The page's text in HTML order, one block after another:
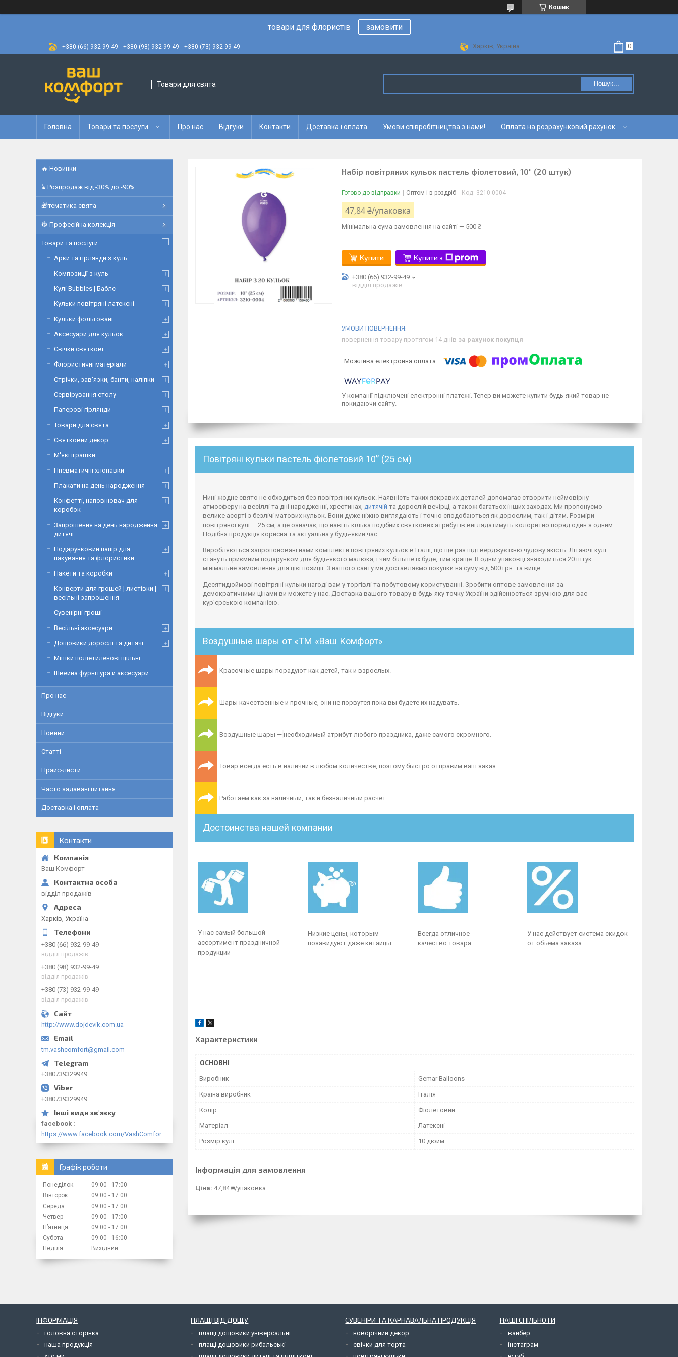
Кошик
товари для флористів замовити
+380 (66) 932-99-49 +380 (98) 932-99-49 +380 (73) 932-99-49 Харків, Україна
Товари для свята Пошук...
Головна Товари та послуги Про нас Відгуки Контакти Доставка і оплата Умови співробітництва з нами! Оплата на розрахунковий рахунок
Набір повітряних кульок пастель фіолетовий, 10" (20 штук)
Готово до відправки Оптом і в роздріб Код: 3210-0004
47,84 ₴/упаковка
Мінімальна сума замовлення на сайті — 500 ₴
Купити Купити з
+380 (66) 932-99-49
відділ продажів
повернення товару протягом 14 днів за рахунок покупця
У компанії підключені електронні платежі. Тепер ви можете купити будь-який товар не
покидаючи сайту.
Повітряні кульки пастель фіолетовий 10” (25 см)
Нині жодне свято не обходиться без повітряних кульок. Наявність таких яскравих деталей допомагає створити неймовірну
атмосферу на весіллі та дні народженні, хрестинах, дитячій та дорослій вечірці, а також багатьох інших заходах. Ми пропонуємо
велике асорті з безлічі матових кульок. Вони дуже ніжно виглядають і точно сподобаються як дорослим, так і дітям. Розміри
повітряної кулі — 25 см, а це означає, що навіть кілька подібних святкових атрибутів виглядатимуть колоритно поряд один з одним.
Подібна продукція корисна та актуальна у будь-який час.
Виробляються запропоновані нами комплекти повітряних кульок в Італії, що ще раз підтверджує їхню чудову якість. Літаючі кулі
стануть приємним подарунком для будь-якого малюка, і чим більше їх буде, тим краще. В одній упаковці знаходиться 20 штук –
мінімальне замовлення для цієї позиції. З нашого сайту ми доставляємо покупки на суму від 500 грн. та вище.
Десятидюймові повітряні кульки нагоді вам у торгівлі та побутовому користуванні. Зробити оптове замовлення за
демократичними цінами ви можете у нас. Доставка вашого товару в будь-яку точку України здійснюється зручною для вас
кур'єрською компанією.
Воздушные шары от «ТМ «Ваш Комфорт»
Красочные шары порадуют как детей, так и взрослых.
Шары качественные и прочные, они не порвутся пока вы будете их надувать.
Воздушные шары — необходимый атрибут любого праздника, даже самого скромного.
Товар всегда есть в наличии в любом количестве, поэтому быстро отправим ваш заказ.
Работаем как за наличный, так и безналичный расчет.
Достоинства нашей компании
У нас самый большой
ассортимент праздничной
продукции
Низкие цены, которым
позавидуют даже китайцы
Всегда отличное
качество товара
У нас действует система скидок
от объёма заказа
Характеристики
ОСНОВНІ
Виробник Gemar Balloons
Країна виробник Італія
Колір Фіолетовий
Матеріал Латексні
Розмір кулі 10 дюйм
Інформація для замовлення
Ціна: 47,84 ₴/упаковка
🔥 Новинки
⌛ Розпродаж від -30% до -90%
🎁тематика свята
👷 Професійна колекція
Товари та послуги
Арки та гірлянди з куль
Композиції з куль
Кулі Bubbles | Баблс
Кульки повітряні латексні
Кульки фольговані
Аксесуари для кульок
Свічки святкові
Флористичні матеріали
Стрічки, зав'язки, банти, наліпки
Сервірування столу
Паперові гірлянди
Товари для свята
Святковий декор
М'які іграшки
Пневматичні хлопавки
Плакати на день народження
Конфетті, наповнювач для
коробок
Запрошення на день народження
дитячі
Подарунковий папір для
пакування та флористики
Пакети та коробки
Конверти для грошей | листівки |
весільні запрошення
Сувенірні гроші
Весільні аксесуари
Дощовики дорослі та дитячі
Мішки поліетиленові щільні
Швейна фурнітура й аксесуари
Про нас
Відгуки
Новини
Статті
Прайс-листи
Часто задавані питання
Доставка і оплата
Контакти
Ваш Комфорт
відділ продажів
Харків, Україна
+380 (66) 932-99-49
відділ продажів
+380 (98) 932-99-49
відділ продажів
+380 (73) 932-99-49
відділ продажів
http://www.dojdevik.com.ua
tm.vashcomfort@gmail.com
+380739329949
+380739329949
facebook
https://www.facebook.com/VashComfort.ua/
Графік роботи
Понеділок 09:00
17:00
Вівторок
09:00
17:00
Середа
09:00
17:00
Четвер
09:00
17:00
Пʼятниця
09:00
17:00
Субота
09:00
16:00
Неділя
Вихідний
ІНФОРМАЦІЯ
головна сторінка
наша продукція
ПЛАЩІ ВІД ДОЩУ
плащі дощовики універсальні
плащі дощовики рибальські
СУВЕНІРИ ТА КАРНАВАЛЬНА ПРОДУКЦІЯ
новорічний декор
свічки для торта
НАШІ СПІЛЬНОТИ
вайбер
інстаграм